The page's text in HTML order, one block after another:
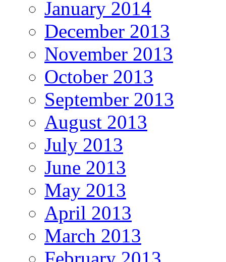
January 2014
December 2013
November 2013
October 2013
September 2013
August 2013
July 2013
June 2013
May 2013
April 2013
March 2013